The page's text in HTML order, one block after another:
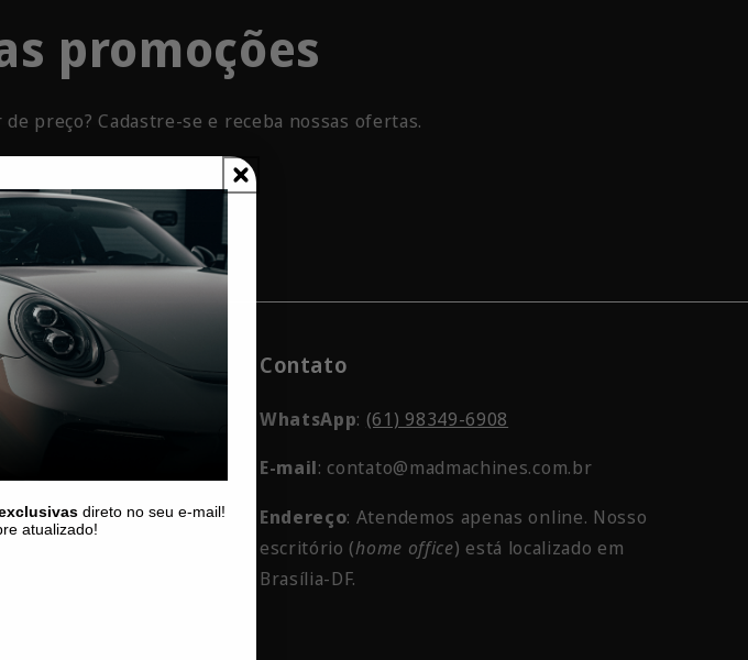
promoções
preço? Cadastre-se e receba nossas ofertas.
Contato
WhatsApp: (61) 98349-6908
E-mail: contato@madmachines.com.br
Endereço: Atendemos apenas online. Nosso
escritório (home office) está localizado em
Brasília-DF.
direto no seu e-mail!
atualizado!